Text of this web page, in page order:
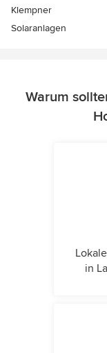
Klempner
Solaranlagen
Warum
in